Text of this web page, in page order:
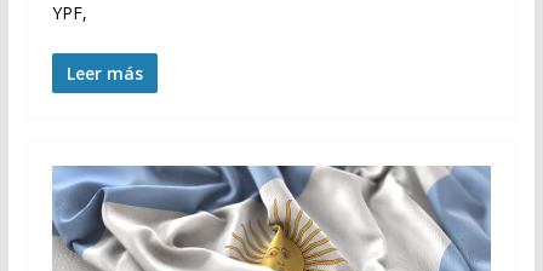
YPF,
Leer más